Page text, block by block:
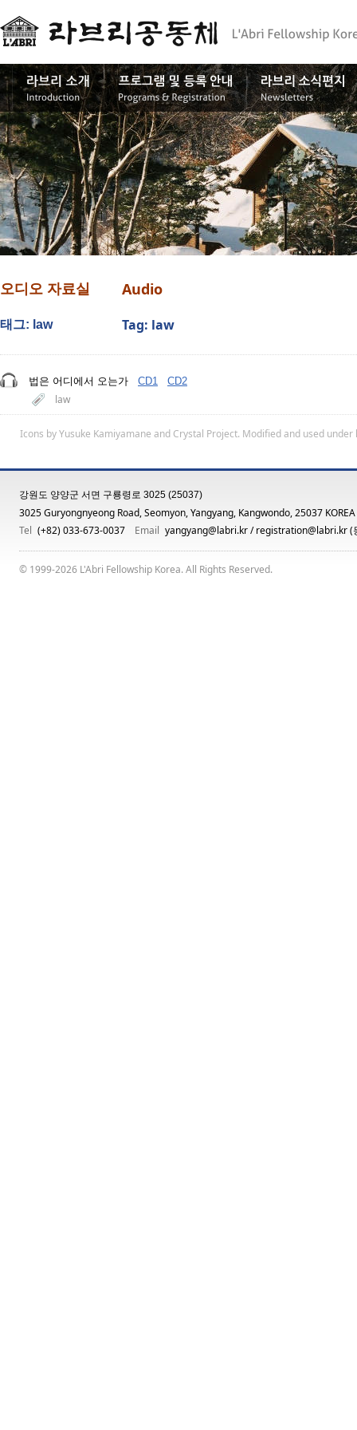
오디오 자료실
태그: law
Audio
Tag: law
법은 어디에서 오는가 CD1 CD2
law
Icons byYusuke Kamiyamane and Crystal Project. Modified and used under
강원도 양양군 서면 구룡령로 3025 (25037)
3025 Guryongnyeong Road, Seomyon, Yangyang, Kangwondo, 25037 KOREA
Tel (+82) 033-673-0037 Email yangyang@labri.kr/registration@labri.kr(
© 1999-2026 L'Abri Fellowship Korea. All Rights Reserved.